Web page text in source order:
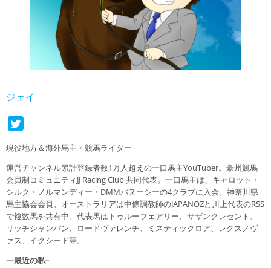
ジェイ
現役地方＆海外馬主・競馬ライター
運営チャンネル累計登録者数1万人超えの一口馬主YouTuber。豪州競馬
会員制コミュニティJJ Racing Club 共同代表。一口馬主は、キャロット・
シルク・ノルマンディー・DMMバヌーシーの4クラブに入会。神奈川県
馬主協会会員。オーストラリアは中條調教師のJAPANOZと川上代表のRSS
で複数馬を共有中。代表馬はトゥルーフェアリー、サザンクレセント、
リッチシャンパン、ロードヴァレンチ、ミスティックロア、レクスノヴ
ァス、イクシード等。
—最近の私––